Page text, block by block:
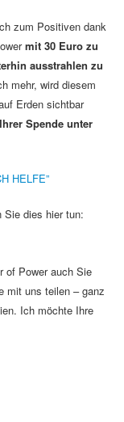
zum Positiven dank
mit 30 Euro zu
ausstrahlen zu
mehr, wird diesem
Erden sichtbar
Spende unter
HELFE”
Sie dies hier tun:
of Power auch Sie
mit uns teilen – ganz
Ich möchte Ihre